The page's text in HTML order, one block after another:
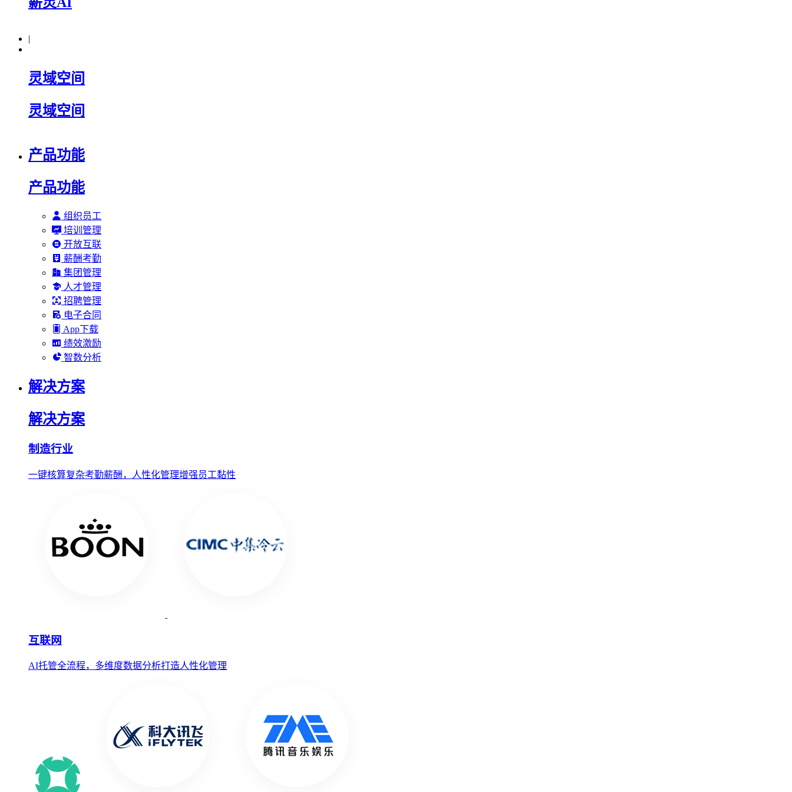
|
灵域空间
灵域空间
产品功能
产品功能
组织员工
培训管理
开放互联
薪酬考勤
集团管理
人才管理
招聘管理
电子合同
App下载
绩效激励
智数分析
解决方案
解决方案
制造行业
一键核算复杂考勤薪酬，人性化管理增强员工黏性
互联网
AI托管全流程，多维度数据分析打造人性化管理